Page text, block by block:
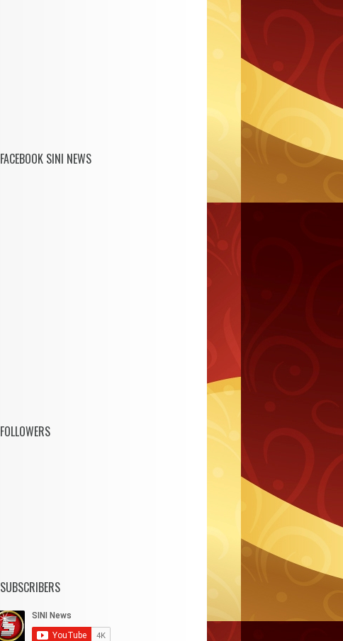
FACEBOOK SINI NEWS
FOLLOWERS
SUBSCRIBERS